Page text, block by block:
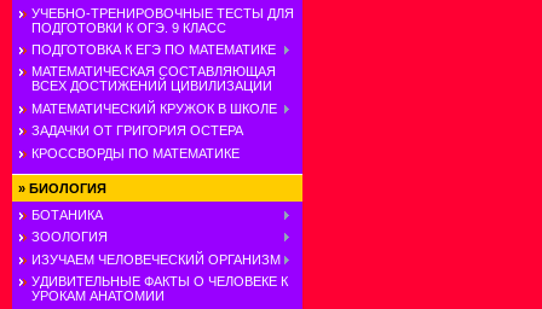
УЧЕБНО-ТРЕНИРОВОЧНЫЕ ТЕСТЫ ДЛЯ
ПОДГОТОВКИ К ОГЭ. 9 КЛАСС
ПОДГОТОВКА К ЕГЭ ПО МАТЕМАТИКЕ
МАТЕМАТИЧЕСКАЯ СОСТАВЛЯЮЩАЯ
ВСЕХ ДОСТИЖЕНИЙ ЦИВИЛИЗАЦИИ
МАТЕМАТИЧЕСКИЙ КРУЖОК В ШКОЛЕ
ЗАДАЧКИ ОТ ГРИГОРИЯ ОСТЕРА
КРОССВОРДЫ ПО МАТЕМАТИКЕ
» БИОЛОГИЯ
БОТАНИКА
ЗООЛОГИЯ
ИЗУЧАЕМ ЧЕЛОВЕЧЕСКИЙ ОРГАНИЗМ
УДИВИТЕЛЬНЫЕ ФАКТЫ О ЧЕЛОВЕКЕ К
УРОКАМ АНАТОМИИ